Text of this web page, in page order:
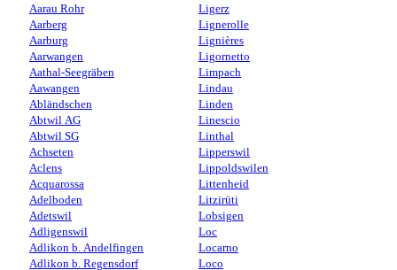
Aarau Rohr
Aarberg
Aarburg
Aarwangen
Aathal-Seegräben
Aawangen
Abländschen
Abtwil AG
Abtwil SG
Achseten
Aclens
Acquarossa
Adelboden
Adetswil
Adligenswil
Adlikon b. Andelfingen
Adlikon b. Regensdorf
Ligerz
Lignerolle
Lignières
Ligornetto
Limpach
Lindau
Linden
Linescio
Linthal
Lipperswil
Lippoldswilen
Littenheid
Litzirüti
Lobsigen
Loc
Locarno
Loco